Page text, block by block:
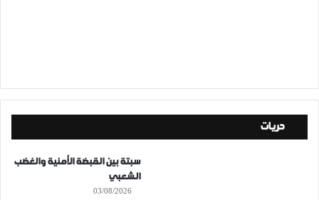
حريات
سبتة بين القبضة الأمنية والغضب
الشعبي
03/08/2026